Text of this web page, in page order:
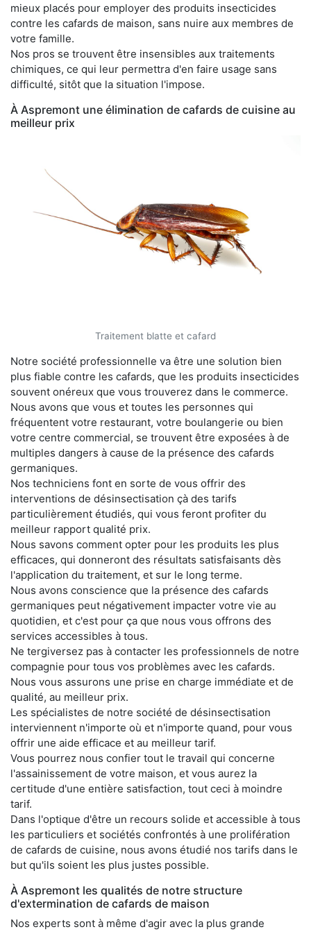
mieux placés pour employer des produits insecticides
contre les cafards de maison, sans nuire aux membres de
votre famille.
Nos pros se trouvent être insensibles aux traitements
chimiques, ce qui leur permettra d'en faire usage sans
difficulté, sitôt que la situation l'impose.
À Aspremont une élimination de cafards de cuisine au
meilleur prix
Traitement blatte et cafard
Notre société professionnelle va être une solution bien
plus fiable contre les cafards, que les produits insecticides
souvent onéreux que vous trouverez dans le commerce.
Nous avons que vous et toutes les personnes qui
fréquentent votre restaurant, votre boulangerie ou bien
votre centre commercial, se trouvent être exposées à de
multiples dangers à cause de la présence des cafards
germaniques.
Nos techniciens font en sorte de vous offrir des
interventions de désinsectisation çà des tarifs
particulièrement étudiés, qui vous feront profiter du
meilleur rapport qualité prix.
Nous savons comment opter pour les produits les plus
efficaces, qui donneront des résultats satisfaisants dès
l'application du traitement, et sur le long terme.
Nous avons conscience que la présence des cafards
germaniques peut négativement impacter votre vie au
quotidien, et c'est pour ça que nous vous offrons des
services accessibles à tous.
Ne tergiversez pas à contacter les professionnels de notre
compagnie pour tous vos problèmes avec les cafards.
Nous vous assurons une prise en charge immédiate et de
qualité, au meilleur prix.
Les spécialistes de notre société de désinsectisation
interviennent n'importe où et n'importe quand, pour vous
offrir une aide efficace et au meilleur tarif.
Vous pourrez nous confier tout le travail qui concerne
l'assainissement de votre maison, et vous aurez la
certitude d'une entière satisfaction, tout ceci à moindre
tarif.
Dans l'optique d'être un recours solide et accessible à tous
les particuliers et sociétés confrontés à une prolifération
de cafards de cuisine, nous avons étudié nos tarifs dans le
but qu'ils soient les plus justes possible.
À Aspremont les qualités de notre structure
d'extermination de cafards de maison
Nos experts sont à même d'agir avec la plus grande